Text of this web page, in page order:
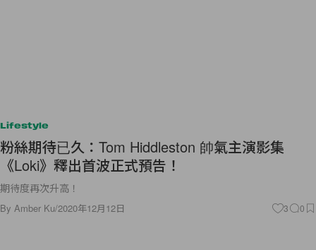
Lifestyle
粉絲期待已久：Tom Hiddleston 帥氣主演影集
《Loki》釋出首波正式預告！
期待度再次升高！
By Amber Ku/2020年12月12日 3 0